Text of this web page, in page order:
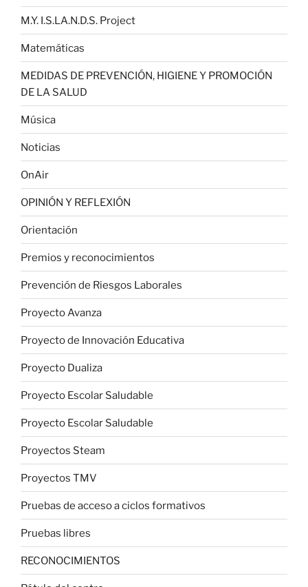
M.Y. I.S.LA.N.D.S. Project
Matemáticas
MEDIDAS DE PREVENCIÓN, HIGIENE Y PROMOCIÓN
DE LA SALUD
Música
Noticias
OnAir
OPINIÓN Y REFLEXIÓN
Orientación
Premios y reconocimientos
Prevención de Riesgos Laborales
Proyecto Avanza
Proyecto de Innovación Educativa
Proyecto Dualiza
Proyecto Escolar Saludable
Proyecto Escolar Saludable
Proyectos Steam
Proyectos TMV
Pruebas de acceso a ciclos formativos
Pruebas libres
RECONOCIMIENTOS